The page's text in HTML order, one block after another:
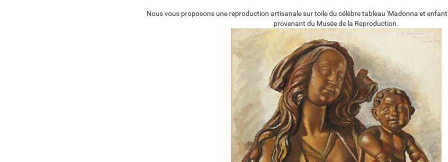
Nous vous proposons une reproduction artisanale sur toile du célèbre tableau 'Madonna et
provenant du Musée de la Reproduction.